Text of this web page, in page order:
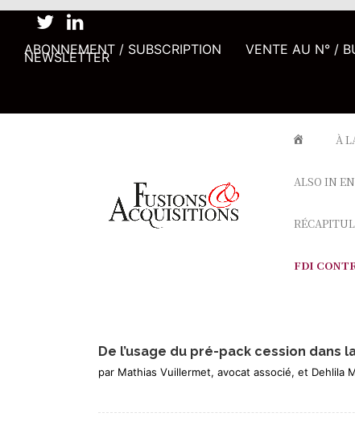
ABONNEMENT / SUBSCRIPTION VENTE AU N° /
NEWSLETTER
À
ALSO IN
FDI
De l’usage du pré-pack cession dans
par Mathias Vuillermet, avocat associé, et Dehlila